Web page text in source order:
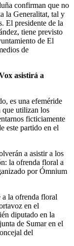
confirman que no
la Generalitat, tal y
El presidente de la
tiene previsto
de El
de
asistirá a
es una efeméride
que utilizan los
ficticiamente
este partido en el
a asistir a los
la ofrenda floral a
por Ómnium
a la ofrenda floral
en el
diputado en la
de Sumar en el
del